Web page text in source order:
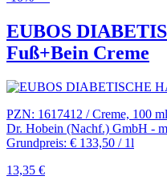
EUBOS
Fuß+Bein Creme
PZN: 1617412 / Creme, 100 ml
Dr. Hobein (Nachf.) GmbH -
Grundpreis: € 133,50 / 1l
13,35 €